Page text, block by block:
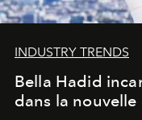
INDUSTRY TRENDS
Bella Hadid
dans la